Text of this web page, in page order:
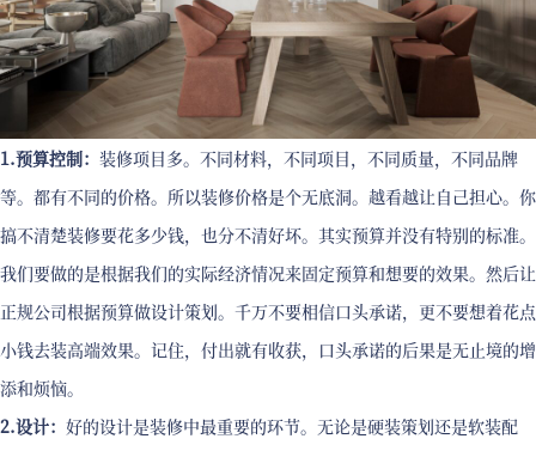
1.预算控制： 装修项目多。不同材料，不同项目，不同质量，不同品牌
等。都有不同的价格。所以装修价格是个无底洞。越看越让自己担心。你
搞不清楚装修要花多少钱，也分不清好坏。其实预算并没有特别的标准。
我们要做的是根据我们的实际经济情况来固定预算和想要的效果。然后让
正规公司根据预算做设计策划。千万不要相信口头承诺，更不要想着花点
小钱去装高端效果。记住，付出就有收获，口头承诺的后果是无止境的增
添和烦恼。
2.设计： 好的设计是装修中最重要的环节。无论是硬装策划还是软装配